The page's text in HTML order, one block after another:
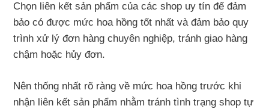
Chọn liên kết sản phẩm của các shop uy tín để đảm
bảo có được mức hoa hồng tốt nhất và đảm bảo quy
trình xử lý đơn hàng chuyên nghiệp, tránh giao hàng
chậm hoặc hủy đơn.
Nên thống nhất rõ ràng về mức hoa hồng trước khi
nhận liên kết sản phẩm nhằm tránh tình trạng shop tự